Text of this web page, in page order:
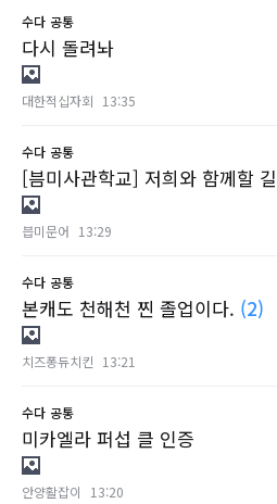
수다 공통
다시 돌려놔
대한적십자회 13:35
수다 공통
[븜미사관학교] 저희와 함께할
븝미문어 13:29
수다 공통
본캐도 천해천 찐 졸업이다. (2)
치즈퐁듀치킨 13:21
수다 공통
미카엘라 퍼섭 클 인증
안양활잡이 13:20